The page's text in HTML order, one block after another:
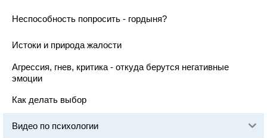
Неспособность попросить - гордыня?
Истоки и природа жалости
Агрессия, гнев, критика - откуда берутся негативные
эмоции
Как делать выбор
Видео по психологии